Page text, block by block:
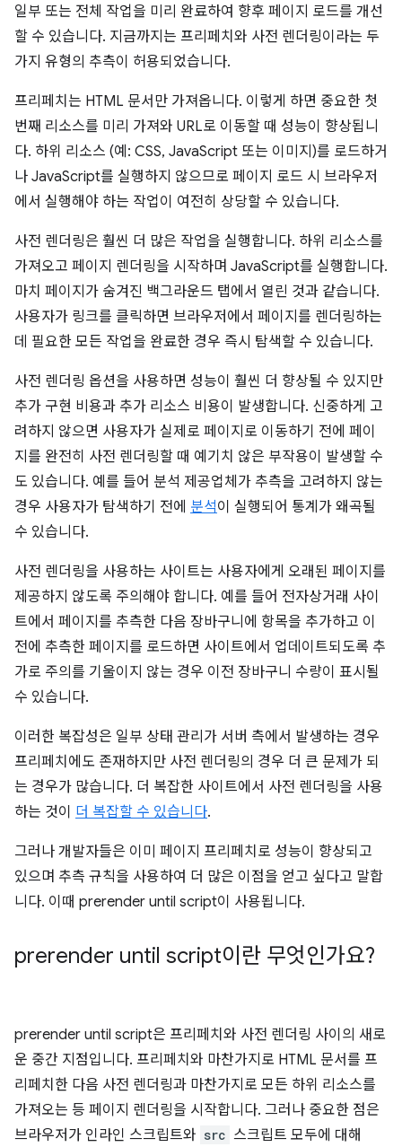
일부 또는 전체 작업을 미리 완료하여 향후 페이지 로드를 개선
할 수 있습니다. 지금까지는 프리페치와 사전 렌더링이라는 두
가지 유형의 추측이 허용되었습니다.
프리페치는 HTML 문서만 가져옵니다. 이렇게 하면 중요한 첫
번째 리소스를 미리 가져와 URL로 이동할 때 성능이 향상됩니
다. 하위 리소스 (예: CSS, JavaScript 또는 이미지)를 로드하거
나 JavaScript를 실행하지 않으므로 페이지 로드 시 브라우저
에서 실행해야 하는 작업이 여전히 상당할 수 있습니다.
사전 렌더링은 훨씬 더 많은 작업을 실행합니다. 하위 리소스를
가져오고 페이지 렌더링을 시작하며 JavaScript를 실행합니다.
마치 페이지가 숨겨진 백그라운드 탭에서 열린 것과 같습니다.
사용자가 링크를 클릭하면 브라우저에서 페이지를 렌더링하는
데 필요한 모든 작업을 완료한 경우 즉시 탐색할 수 있습니다.
사전 렌더링 옵션을 사용하면 성능이 훨씬 더 향상될 수 있지만
추가 구현 비용과 추가 리소스 비용이 발생합니다. 신중하게 고
려하지 않으면 사용자가 실제로 페이지로 이동하기 전에 페이
지를 완전히 사전 렌더링할 때 예기치 않은 부작용이 발생할 수
도 있습니다. 예를 들어 분석 제공업체가 추측을 고려하지 않는
경우 사용자가 탐색하기 전에 분석이 실행되어 통계가 왜곡될
수 있습니다.
사전 렌더링을 사용하는 사이트는 사용자에게 오래된 페이지를
제공하지 않도록 주의해야 합니다. 예를 들어 전자상거래 사이
트에서 페이지를 추측한 다음 장바구니에 항목을 추가하고 이
전에 추측한 페이지를 로드하면 사이트에서 업데이트되도록 추
가로 주의를 기울이지 않는 경우 이전 장바구니 수량이 표시될
수 있습니다.
이러한 복잡성은 일부 상태 관리가 서버 측에서 발생하는 경우
프리페치에도 존재하지만 사전 렌더링의 경우 더 큰 문제가 되
는 경우가 많습니다. 더 복잡한 사이트에서 사전 렌더링을 사용
하는 것이 더 복잡할 수 있습니다.
그러나 개발자들은 이미 페이지 프리페치로 성능이 향상되고
있으며 추측 규칙을 사용하여 더 많은 이점을 얻고 싶다고 말합
니다. 이때 prerender until script이 사용됩니다.
prerender until script이란 무엇인가요?
prerender until script은 프리페치와 사전 렌더링 사이의 새로
운 중간 지점입니다. 프리페치와 마찬가지로 HTML 문서를 프
리페치한 다음 사전 렌더링과 마찬가지로 모든 하위 리소스를
가져오는 등 페이지 렌더링을 시작합니다. 그러나 중요한 점은
브라우저가 인라인 스크립트와 src 스크립트 모두에 대해